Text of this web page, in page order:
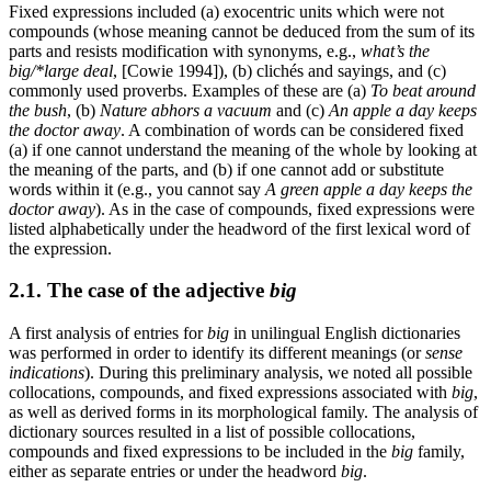
Fixed expressions included (a) exocentric units which were not
compounds (whose meaning cannot be deduced from the sum of its
parts and resists modification with synonyms, e.g., what’s the
big/*large deal, [Cowie 1994]), (b) clichés and sayings, and (c)
commonly used proverbs. Examples of these are (a) To beat around
the bush, (b) Nature abhors a vacuum and (c) An apple a day keeps
the doctor away. A combination of words can be considered fixed
(a) if one cannot understand the meaning of the whole by looking at
the meaning of the parts, and (b) if one cannot add or substitute
words within it (e.g., you cannot say A green apple a day keeps the
doctor away). As in the case of compounds, fixed expressions were
listed alphabetically under the headword of the first lexical word of
the expression.
2.1. The case of the adjective big
A first analysis of entries forbig in unilingual English dictionaries
was performed in order to identify its different meanings (orsense
indications). During this preliminary analysis, we noted all possible
collocations, compounds, and fixed expressions associated with big,
as well as derived forms in its morphological family. The analysis of
dictionary sources resulted in a list of possible collocations,
compounds and fixed expressions to be included in the big family,
either as separate entries or under the headword big.